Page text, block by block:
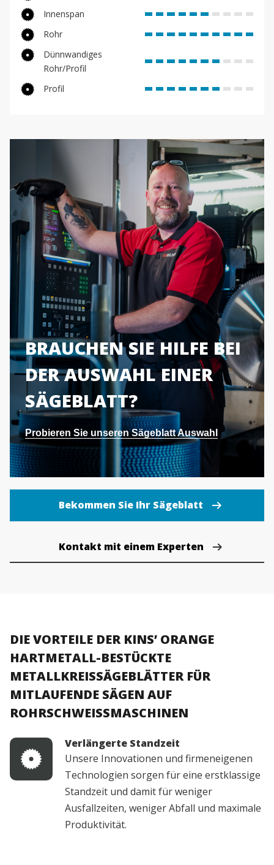
Innenspan
Rohr
Dünnwandiges
Rohr/Profil
Profil
BRAUCHEN SIE HILFE BEI
DER AUSWAHL EINER
SÄGEBLATT?
Probieren Sie unseren Sägeblatt Auswahl
Bekommen Sie Ihr Sägeblatt
Kontakt mit einem Experten
DIE VORTEILE DER KINS’ ORANGE
HARTMETALL-BESTÜCKTE
METALLKREISSÄGEBLÄTTER FÜR
MITLAUFENDE SÄGEN AUF
ROHRSCHWEISSMASCHINEN
Verlängerte Standzeit
Unsere Innovationen und firmeneigenen
Technologien sorgen für eine erstklassige
Standzeit und damit für weniger
Ausfallzeiten, weniger Abfall und maximale
Produktivität.